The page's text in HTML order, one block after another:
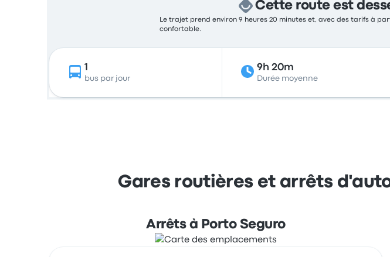
Cette route est
Le trajet prend environ 9 heures 20 minutes et, avec des tarifs à
confortable.
1
bus par jour
9h 20m
Durée moyenne
Gares routières et arrêts
Arrêts à Porto Seguro